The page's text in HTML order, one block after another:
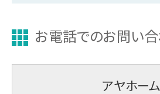
お電話でのお問い
アヤホーム